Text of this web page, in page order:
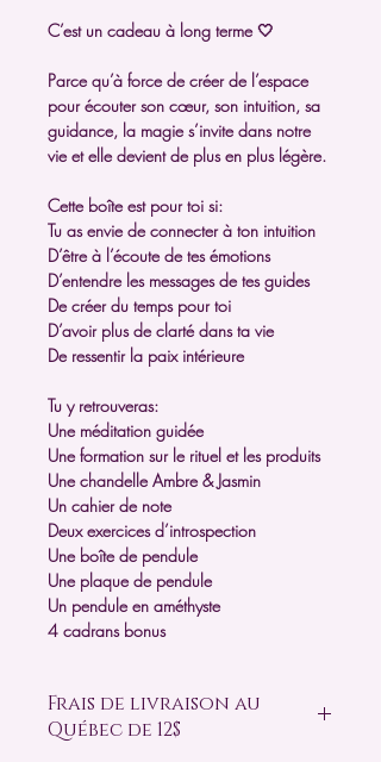
C’est un cadeau à long terme 🤍
Parce qu’à force de créer de l’espace
pour écouter son cœur, son intuition, sa
guidance, la magie s’invite dans notre
vie et elle devient de plus en plus légère.
Cette boîte est pour toi si:
Tu as envie de connecter à ton intuition
D’être à l’écoute de tes émotions
D’entendre les messages de tes guides
De créer du temps pour toi
D’avoir plus de clarté dans ta vie
De ressentir la paix intérieure
Tu y retrouveras:
Une méditation guidée
Une formation sur le rituel et les produits
Une chandelle Ambre & Jasmin
Un cahier de note
Deux exercices d’introspection
Une boîte de pendule
Une plaque de pendule
Un pendule en améthyste
4 cadrans bonus
Frais de livraison au
Québec de 12$